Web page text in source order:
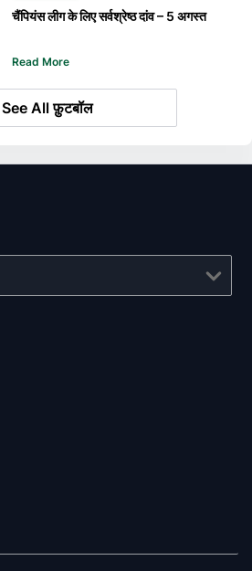
चैंपियंस लीग के लिए सर्वश्रेष्ठ दांव – 5 अगस्त
Read More
See All फ़ुटबॉल